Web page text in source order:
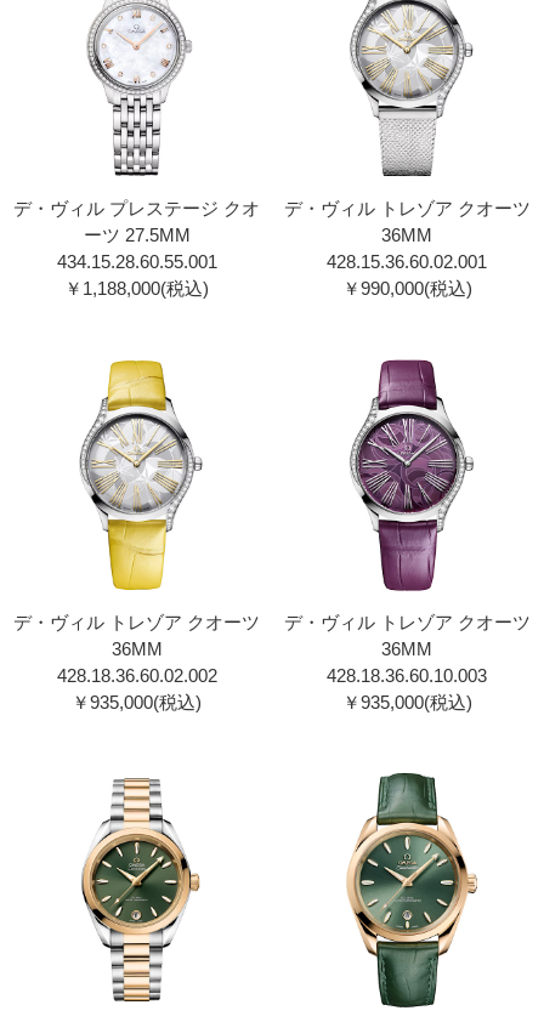
デ・ヴィル プレステージ クオ
ーツ 27.5MM
434.15.28.60.55.001
￥1,188,000(税込)
デ・ヴィル トレゾア クオーツ
36MM
428.15.36.60.02.00 1
￥990,000(税込)
デ・ヴィル トレゾア クオーツ
36MM
428.18.36.60.02.002
￥935,000(税込)
デ・ヴィル トレゾア クオーツ
36MM
428.18.36.60.10.003
￥935,000(税込)